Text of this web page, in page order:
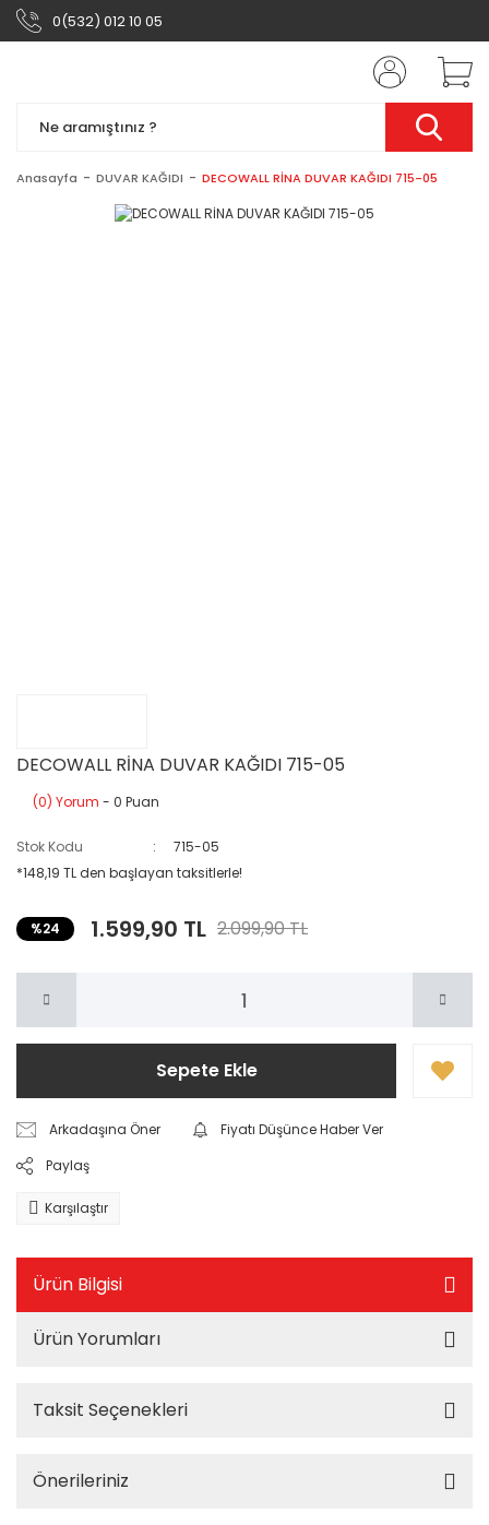
0(532) 012 10 05
Anasayfa DUVAR KAĞIDI DECOWALL RİNA DUVAR KAĞIDI 715-05
DECOWALL RİNA DUVAR KAĞIDI 715-05
(0) Yorum - 0 Puan
Stok Kodu
715-05
*148,19 TL den başlayan taksitlerle!
%24 1.599,90 TL 2.099,90 TL
Sepete Ekle
Arkadaşına Öner
Fiyatı Düşünce Haber Ver
Paylaş
Karşılaştır
Ürün Bilgisi
Ürün Yorumları
Taksit Seçenekleri
Önerileriniz